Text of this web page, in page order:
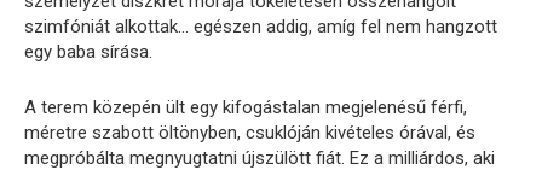
szimfóniát alkottak… egészen addig, amíg fel nem hangzott
egy baba sírása.
A terem közepén ült egy kifogástalan megjelenésű férfi,
méretre szabott öltönyben, csuklóján kivételes órával, és
megpróbálta megnyugtatni újszülött fiát. Ez a milliárdos, aki